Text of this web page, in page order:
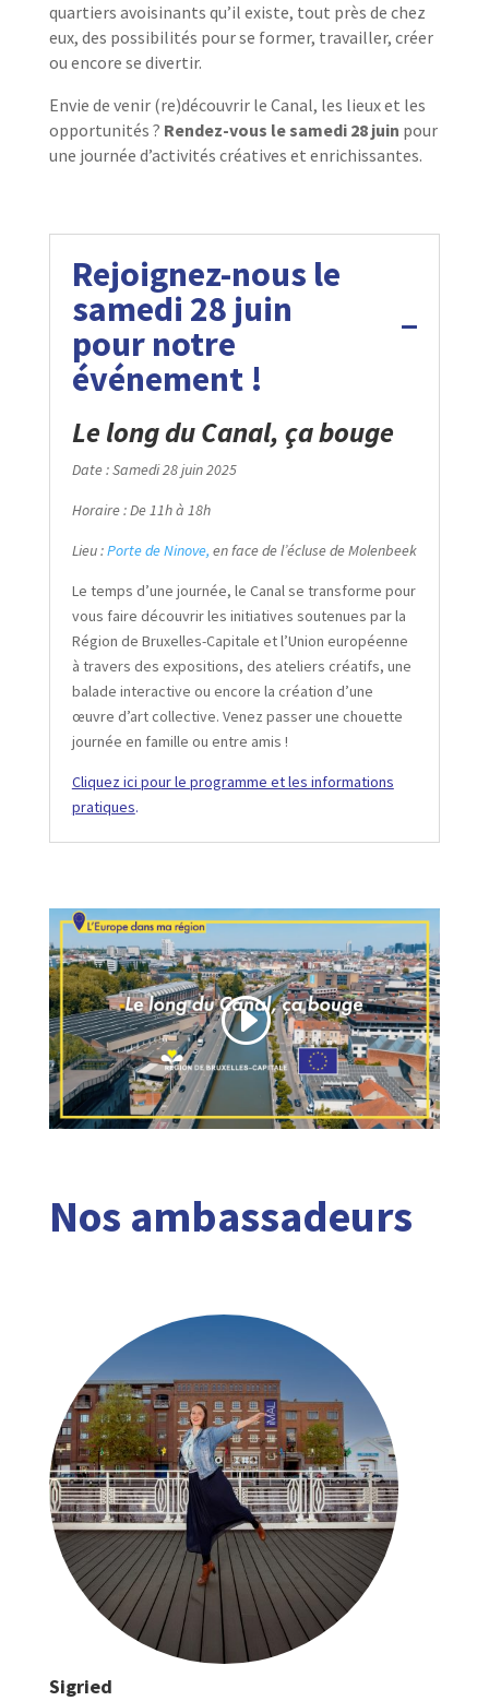
quartiers avoisinants qu’il existe, tout près de chez
eux, des possibilités pour se former, travailler, créer
ou encore se divertir.
Envie de venir (re)découvrir le Canal, les lieux et les
opportunités ? Rendez-vous le samedi 28 juin pour
une journée d’activités créatives et enrichissantes.
Rejoignez-nous le
samedi 28 juin
pour notre
événement !
Le long du Canal, ça bouge
Date : Samedi 28 juin 2025
Horaire : De 11h à 18h
Lieu :Porte de Ninove, en face de l’écluse de Molenbeek
Le temps d’une journée, le Canal se transforme pour
vous faire découvrir les initiatives soutenues par la
Région de Bruxelles-Capitale et l’Union européenne
à travers des expositions, des ateliers créatifs, une
balade interactive ou encore la création d’une
œuvre d’art collective. Venez passer une chouette
journée en famille ou entre amis !
Cliquez ici pour le programme et les informations
pratiques.
Nos ambassadeurs
Sigried